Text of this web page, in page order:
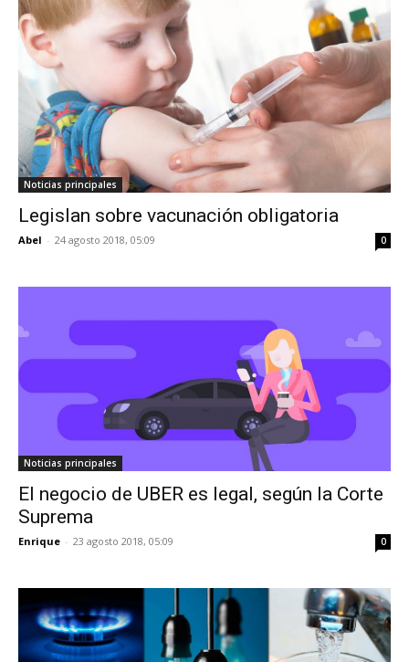
Noticias principales
Legislan sobre vacunación obligatoria
Abel - 24 agosto 2018, 05:09 0
Noticias principales
El negocio de UBER es legal, según la Corte
Suprema
Enrique - 23 agosto 2018, 05:09 0